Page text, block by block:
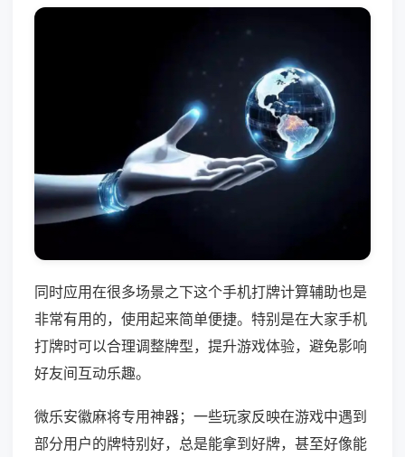
同时应用在很多场景之下这个手机打牌计算辅助也是
非常有用的，使用起来简单便捷。特别是在大家手机
打牌时可以合理调整牌型，提升游戏体验，避免影响
好友间互动乐趣。
微乐安徽麻将专用神器；一些玩家反映在游戏中遇到
部分用户的牌特别好，总是能拿到好牌，甚至好像能